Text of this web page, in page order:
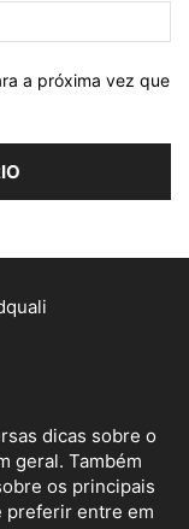
a próxima vez que
dicas sobre o
geral. Também
os principais
preferir entre em